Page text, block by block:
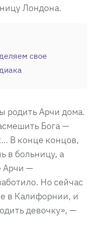
Лондона.
свое
родить Арчи дома.
Бога —
В конце концов,
в больницу, а
Арчи —
Но сейчас
в Калифорнии, и
девочку», —